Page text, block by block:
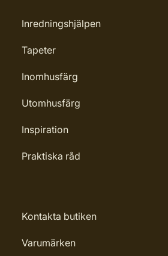
Inredningshjälpen
Tapeter
Inomhusfärg
Utomhusfärg
Inspiration
Praktiska råd
Kontakta butiken
Varumärken